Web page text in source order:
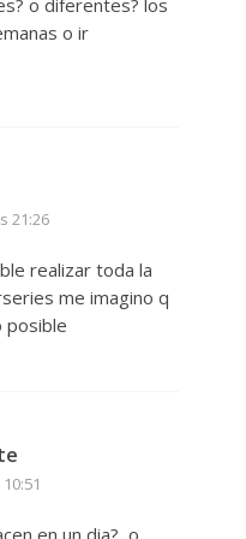
o diferentes? los
o ir
21:26
realizar toda la
me imagino q
posible